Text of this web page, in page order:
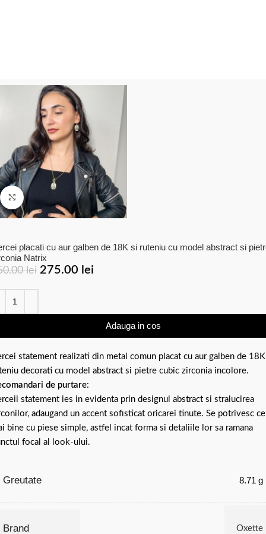
Click to enlarge
placati cu aur galben de 18K si ruteniu cu model abstract si
Natrix
lei 275.00 lei
Adauga in cos
statement realizati din metal comun placat cu aur galben de
decorati cu model abstract si pietre cubic zirconia incolore.
de purtare:
statement ies in evidenta prin designul abstract si stralucirea
adaugand un accent sofisticat oricarei tinute. Se potrivesc
bine cu piese simple, astfel incat forma si detaliile lor sa ramana
focal al look-ului.
Greutate 8.71 g
Brand Oxette